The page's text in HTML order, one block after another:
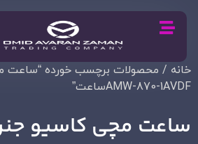
خانه / محصولات برچسب خورده “ساعت
AMW-870-1AVDFساعت”